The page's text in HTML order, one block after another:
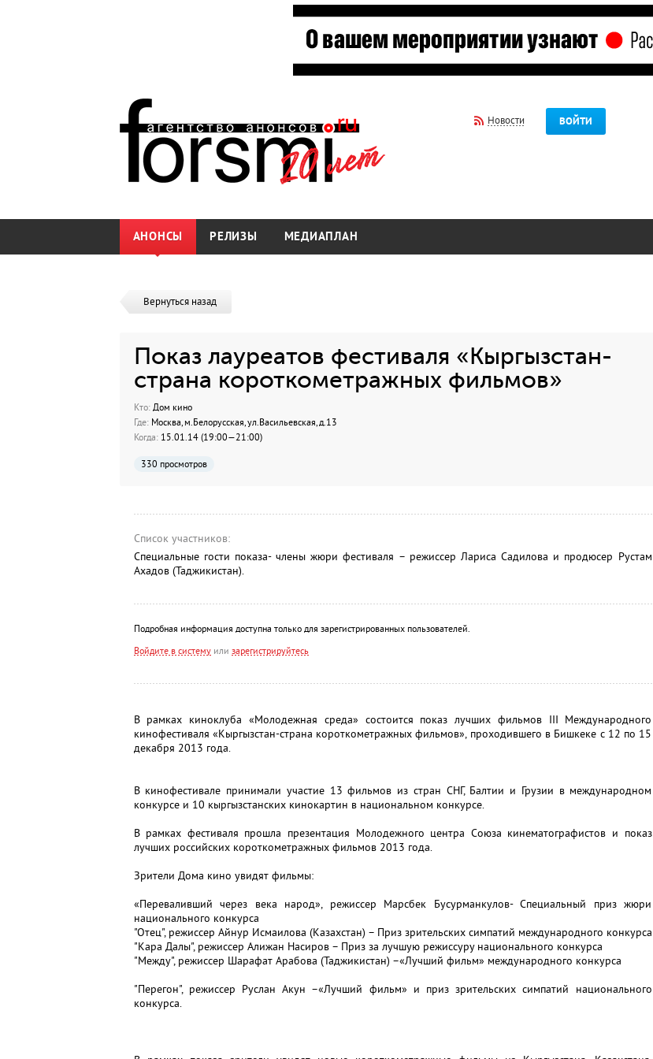
Новости ВОЙТИ
АНОНСЫ РЕЛИЗЫ МЕДИАПЛАН
Вернуться назад
Показ лауреатов фестиваля «Кыргызстан-
страна короткометражных фильмов»
Кто:Дом кино
Где:Москва, м.Белорусская, ул.Васильевская, д.13
Когда:15.01.14 (19:00—21:00)
330 просмотров
Список участников:
Специальные гости показа- члены жюри фестиваля – режиссер Лариса Садилова и продюсер Рустам
Ахадов (Таджикистан).
Подробная информация доступна только для зарегистрированных пользователей.
Войдите в системуили зарегистрируйтесь
В рамках киноклуба «Молодежная среда» состоится показ лучших фильмов III Международного
кинофестиваля «Кыргызстан-страна короткометражных фильмов», проходившего в Бишкеке с 12 по 15
декабря 2013 года.
В кинофестивале принимали участие 13 фильмов из стран СНГ, Балтии и Грузии в международном
конкурсе и 10 кыргызстанских кинокартин в национальном конкурсе.
В рамках фестиваля прошла презентация Молодежного центра Союза кинематографистов и показ
лучших российских короткометражных фильмов 2013 года.
Зрители Дома кино увидят фильмы:
«Переваливший через века народ», режиссер Марсбек Бусурманкулов- Специальный приз жюри
национального конкурса
"Отец", режиссер Айнур Исмаилова (Казахстан) – Приз зрительских симпатий международного конкурса
"Кара Далы", режиссер Алижан Насиров – Приз за лучшую режиссуру национального конкурса
"Между", режиссер Шарафат Арабова (Таджикистан) –«Лучший фильм» международного конкурса
"Перегон", режиссер Руслан Акун –«Лучший фильм» и приз зрительских симпатий национального
конкурса.